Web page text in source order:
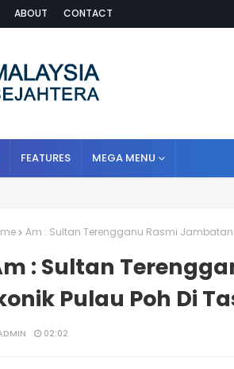
ABOUT CONTACT
FEATURES MEGA MENU
Am : Sultan Terengganu Rasmi Jambatan
: Sultan
Pulau Poh Di
02:02